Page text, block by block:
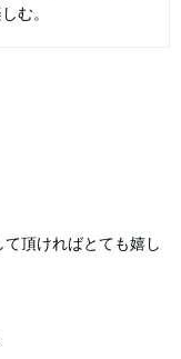
む。
頂ければとても嬉し